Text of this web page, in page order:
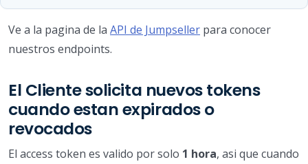
Ve a la pagina de la API de Jumpseller para conocer
nuestros endpoints.
El Cliente solicita nuevos tokens
cuando estan expirados o
revocados
El access token es valido por solo 1 hora, asi que cuando